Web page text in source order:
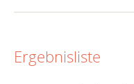
Ergebnisliste